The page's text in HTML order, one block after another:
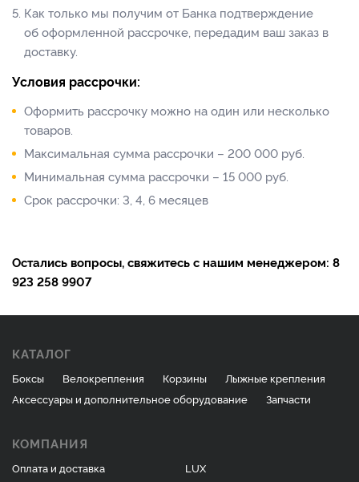
Как только мы получим от Банка подтверждение
об оформленной рассрочке, передадим ваш заказ в
доставку.
Условия рассрочки:
Оформить рассрочку можно на один или несколько
товаров.
Максимальная сумма рассрочки – 200 000 руб.
Минимальная сумма рассрочки – 15 000 руб.
Срок рассрочки: 3, 4, 6 месяцев
Остались вопросы, свяжитесь с нашим менеджером: 8
923 258 9907
КАТАЛОГ
Боксы Велокрепления Корзины
Лыжные крепления
Аксессуары и дополнительное оборудование
Запчасти
КОМПАНИЯ
Оплата и доставка
LUX